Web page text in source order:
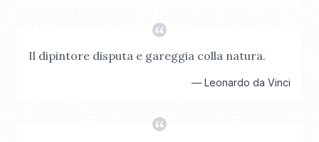
Il dipintore disputa e gareggia colla natura.
— Leonardo da Vinci